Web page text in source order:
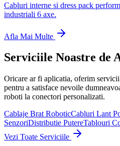
Cabluri interne si dress pack
industriali 6 axe.
Afla Mai Multe
Serviciile Noastre de
Oricare ar fi aplicatia, oferim
pentru a satisface nevoile
roboti la conectori personalizati.
Cablaje Brat RoboticCabluri Lant
SenzoriDistributie PutereTablouri
Vezi Toate Serviciile